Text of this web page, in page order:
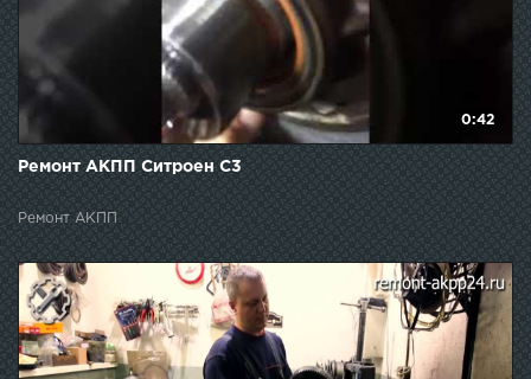
0:42
Ремонт АКПП Ситроен С3
Ремонт АКПП